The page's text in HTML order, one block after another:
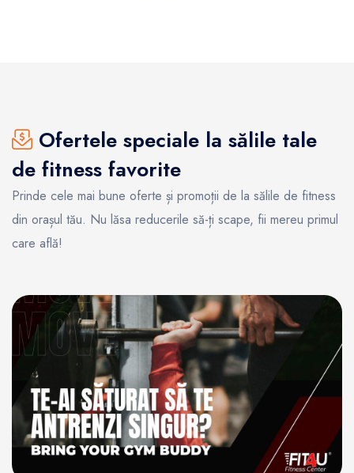
Ofertele speciale la sălile tale
de fitness favorite
Prinde cele mai bune oferte și promoții de la sălile de fitness
din orașul tău. Nu lăsa reducerile să-ți scape, fii mereu primul
care află!